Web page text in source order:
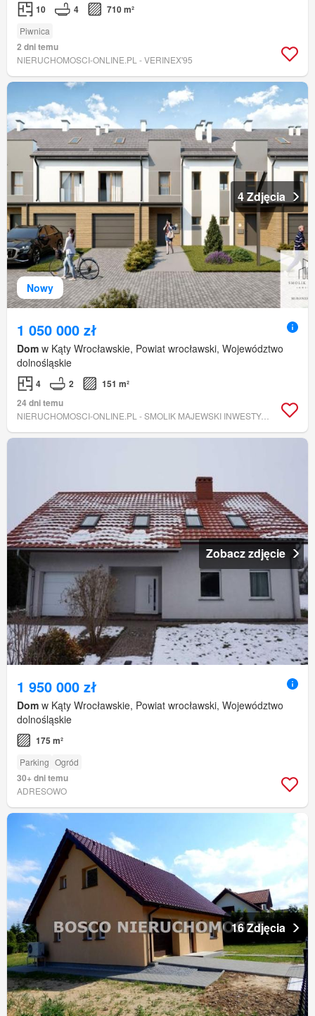
10 4 710 m²
Piwnica
2 dni temu
NIERUCHOMOSCI-ONLINE.PL - VERINEX'95
Nowy
4 Zdjęcia
1 050 000 zł
Dom w Kąty Wrocławskie, Powiat wrocławski, Województwo
dolnośląskie
4 2
151 m²
24 dni temu
NIERUCHOMOSCI-ONLINE.PL - SMOLIK MAJEWSKI INWESTYCJE BIURO NIERUCHOMOŚCI
Zobacz zdjęcie
1 950 000 zł
Dom w Kąty Wrocławskie, Powiat wrocławski, Województwo
dolnośląskie
175 m²
Parking Ogród
30+ dni temu
ADRESOWO
16 Zdjęcia